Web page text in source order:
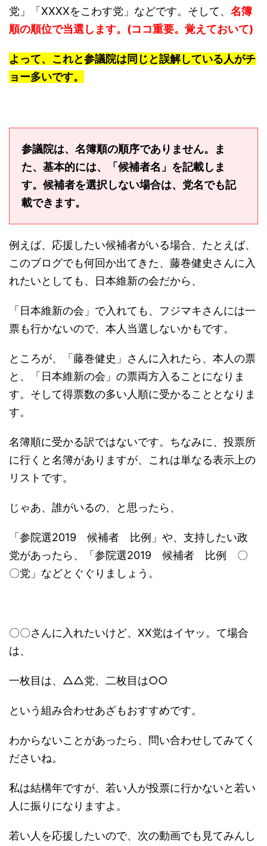
党」「XXXXをこわす党」などです。そして、 名簿
順の順位で当選します。(ココ重要。覚えておいて)
よって、これと参議院は同じと誤解している人がチ
ョー多いです。
参議院は、名簿順の順序でありません。ま
た、基本的には、「候補者名」を記載しま
す。候補者を選択しない場合は、党名でも記
載できます。
例えば、応援したい候補者がいる場合、たとえば、
このブログでも何回か出てきた、藤巻健史さんに入
れたいとしても、日本維新の会だから、
「日本維新の会」で入れても、フジマキさんには一
票も行かないので、本人当選しないかもです。
ところが、「藤巻健史」さんに入れたら、本人の票
と、「日本維新の会」の票両方入ることになりま
す。そして得票数の多い人順に受かることとなりま
す。
名簿順に受かる訳ではないです。ちなみに、投票所
に行くと名簿がありますが、これは単なる表示上の
リストです。
じゃあ、誰がいるの、と思ったら、
「参院選2019 候補者 比例」や、支持したい政
党があったら、「参院選2019 候補者 比例 〇
〇党」などとぐぐりましょう。
〇〇さんに入れたいけど、XX党はイヤッ。て場合
は、
一枚目は、△△党、二枚目は○○
という組み合わせあざもおすすめです。
わからないことがあったら、問い合わせしてみてく
ださいね。
私は結構年ですが、若い人が投票に行かないと若い
人に振りになりますよ。
若い人を応援したいので、次の動画でも見てみんし